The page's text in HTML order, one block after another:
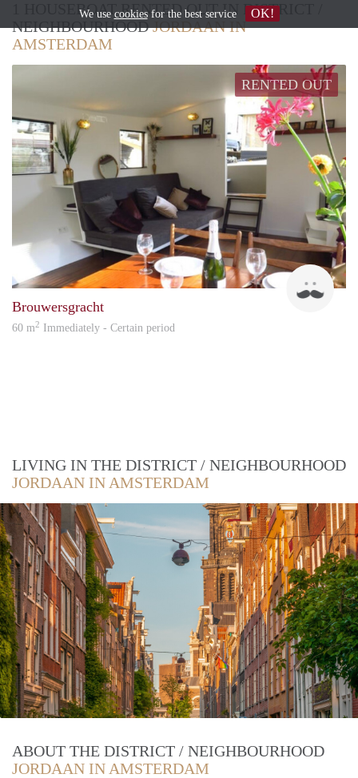
1 HOUSEBOAT RENTED OUT IN DISTRICT /
NEIGHBOURHOODJORDAAN IN
AMSTERDAM
RENTED OUT
Brouwersgracht
60 m2 Immediately - Certain period
LIVING IN THE DISTRICT / NEIGHBOURHOOD
JORDAAN IN AMSTERDAM
ABOUT THE DISTRICT / NEIGHBOURHOOD
JORDAAN IN AMSTERDAM
We use cookiesfor the best service OK!